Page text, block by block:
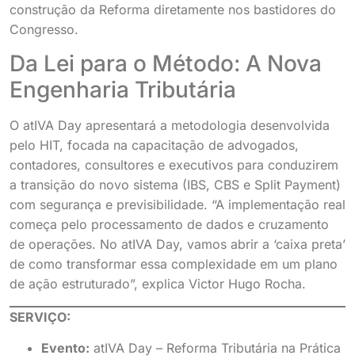
construção da Reforma diretamente nos bastidores do
Congresso.
Da Lei para o Método: A Nova
Engenharia Tributária
O atIVA Day apresentará a metodologia desenvolvida
pelo HIT, focada na capacitação de advogados,
contadores, consultores e executivos para conduzirem
a transição do novo sistema (IBS, CBS e Split Payment)
com segurança e previsibilidade. “A implementação real
começa pelo processamento de dados e cruzamento
de operações. No atIVA Day, vamos abrir a ‘caixa preta’
de como transformar essa complexidade em um plano
de ação estruturado”, explica Victor Hugo Rocha.
SERVIÇO:
Evento: atIVA Day – Reforma Tributária na Prática